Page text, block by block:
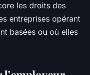
les droits des
entreprises opérant
basées ou où elles